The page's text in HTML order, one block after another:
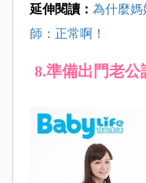
延伸閱讀： 為什麼媽
師：正常啊！
8.準備出門老公